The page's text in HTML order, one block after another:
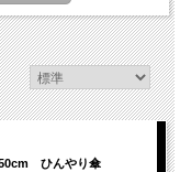
ひんやり傘